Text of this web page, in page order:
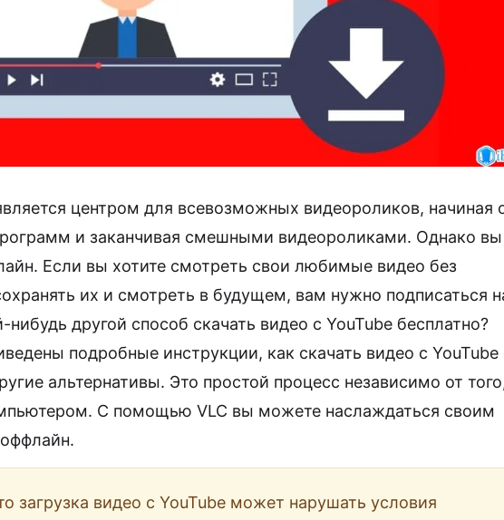
центром для всевозможных видеороликов, начиная
и заканчивая смешными видеороликами. Однако вы
Если вы хотите смотреть свои любимые видео без
их и смотреть в будущем, вам нужно подписаться
другой способ скачать видео с YouTube бесплатно?
подробные инструкции, как скачать видео с YouTube
альтернативы. Это простой процесс независимо от
С помощью VLC вы можете наслаждаться своим
загрузка видео с YouTube может нарушать условия